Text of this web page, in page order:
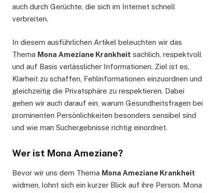
auch durch Gerüchte, die sich im Internet schnell
verbreiten.
In diesem ausführlichen Artikel beleuchten wir das
Thema Mona Ameziane Krankheit sachlich, respektvoll
und auf Basis verlässlicher Informationen. Ziel ist es,
Klarheit zu schaffen, Fehlinformationen einzuordnen und
gleichzeitig die Privatsphäre zu respektieren. Dabei
gehen wir auch darauf ein, warum Gesundheitsfragen bei
prominenten Persönlichkeiten besonders sensibel sind
und wie man Suchergebnisse richtig einordnet.
Wer ist Mona Ameziane?
Bevor wir uns dem Thema Mona Ameziane Krankheit
widmen, lohnt sich ein kurzer Blick auf ihre Person. Mona